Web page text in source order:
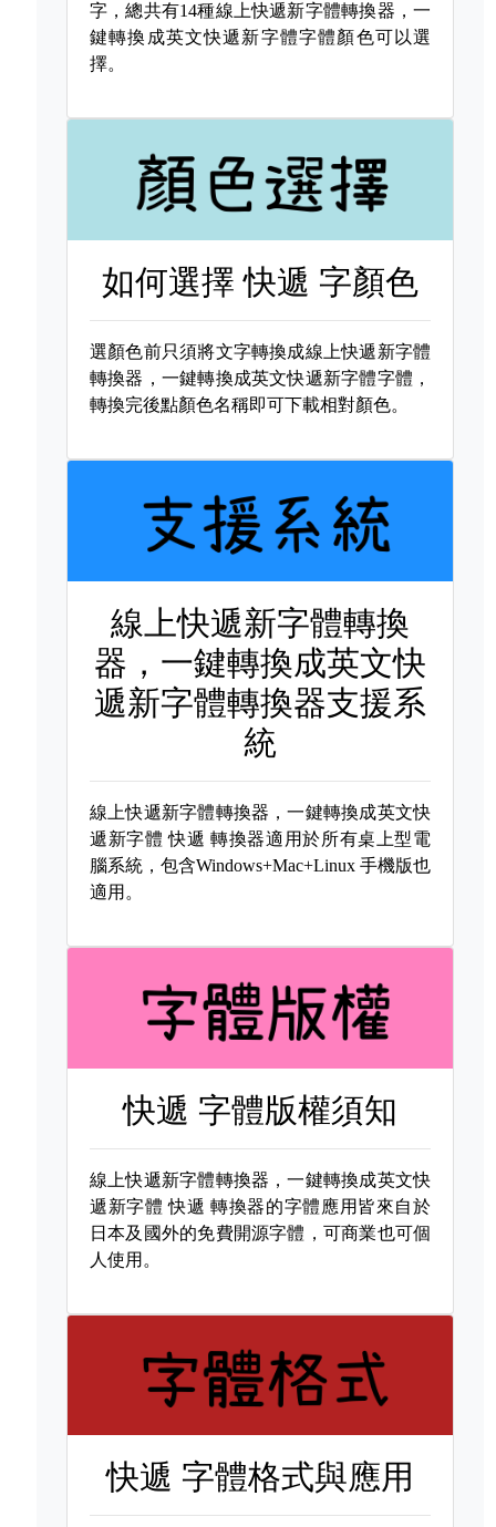
字，總共有14種線上快遞新字體轉換器，一
鍵轉換成英文快遞新字體字體顏色可以選
擇。
如何選擇快遞 字顏色
選顏色前只須將文字轉換成線上快遞新字體
轉換器，一鍵轉換成英文快遞新字體字體，
轉換完後點顏色名稱即可下載相對顏色。
線上快遞新字體轉換
器，一鍵轉換成英文快
遞新字體轉換器支援系
統
線上快遞新字體轉換器，一鍵轉換成英文快
遞新字體快遞 轉換器適用於所有桌上型電
腦系統，包含Windows+Mac+Linux 手機版也
適用。
快遞 字體版權須知
線上快遞新字體轉換器，一鍵轉換成英文快
遞新字體快遞 轉換器的字體應用皆來自於
日本及國外的免費開源字體，可商業也可個
人使用。
快遞 字體格式與應用